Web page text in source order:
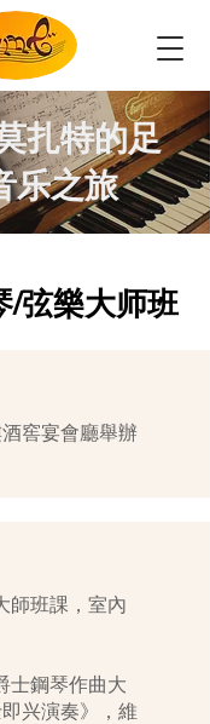
扎特的足
乐之旅
/弦樂大师班
窖宴會廳舉辦
師班課，室內
士鋼琴作曲大
兴演奏》，維